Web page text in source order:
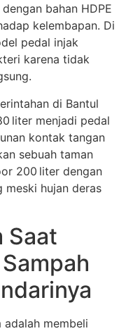
bahan HDPE
kelembapan. Di
pedal injak
karena tidak
di Bantul
liter menjadi pedal
kontak tangan
sebuah taman
200 liter dengan
hujan deras
Saat
adalah membeli